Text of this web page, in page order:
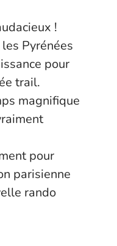
!
Pyrénées
pour
trail.
magnifique
pour
parisienne
rando